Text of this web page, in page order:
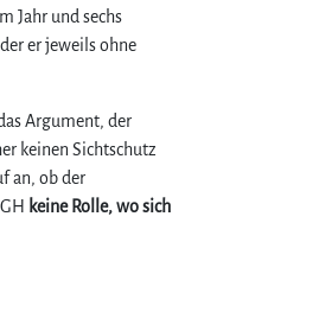
Jahr und sechs
er jeweils ohne
Argument, der
keinen Sichtschutz
an, ob der
keine Rolle, wo sich